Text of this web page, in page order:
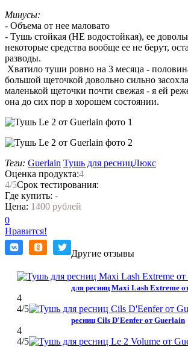
Минусы:
- Объема от нее маловато
- Тушь стойкая (НЕ водостойкая), ее
некоторые средства вообще ее не берут,
разводы.
Хватило туши ровно на 3 месяца -
большой щеточкой довольно сильно
маленькой щеточки почти свежая - я ей
она до сих пор в хорошем состоянии.
Теги: Guerlain Тушь для ресницЛюкс
Оценка продукта:4
4/5Срок тестирования:
Где купить: -
Цена: 1400 рублей
0
Нравится!
Другие отзывы
для ресниц Maxi Lash Extreme
4
4/5
ресниц Cils D'Eenfer от Guerlain
4
4/5